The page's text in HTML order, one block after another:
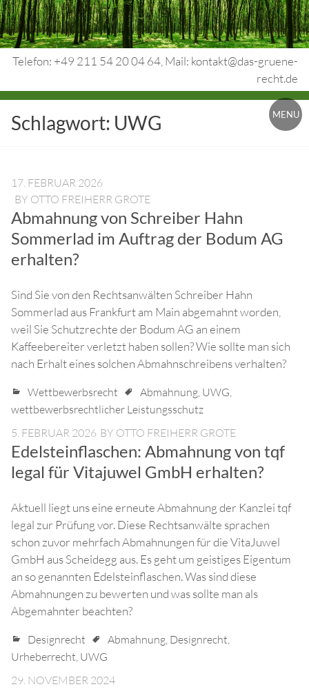
Skip
to
content
Telefon: +49 211 54 20 04 64, Mail: kontakt@das-gruene-
recht.de
Urheberrecht.
Medienrecht.
Rechtsschutz.
MENU
Schlagwort: UWG
17. FEBRUAR 2026
BY OTTO FREIHERR GROTE
Abmahnung von Schreiber Hahn
Sommerlad im Auftrag der Bodum AG
erhalten?
Sind Sie von den Rechtsanwälten Schreiber Hahn
Sommerlad aus Frankfurt am Main abgemahnt worden,
weil Sie Schutzrechte der Bodum AG an einem
Kaffeebereiter verletzt haben sollen? Wie sollte man sich
nach Erhalt eines solchen Abmahnschreibens verhalten?
Wettbewerbsrecht Abmahnung, UWG,
wettbewerbsrechtlicher Leistungsschutz
5. FEBRUAR 2026 BY OTTO FREIHERR GROTE
Edelsteinflaschen: Abmahnung von tqf
legal für Vitajuwel GmbH erhalten?
Aktuell liegt uns eine erneute Abmahnung der Kanzlei tqf
legal zur Prüfung vor. Diese Rechtsanwälte sprachen
schon zuvor mehrfach Abmahnungen für die VitaJuwel
GmbH aus Scheidegg aus. Es geht um geistiges Eigentum
an so genannten Edelsteinflaschen. Was sind diese
Abmahnungen zu bewerten und was sollte man als
Abgemahnter beachten?
Designrecht Abmahnung, Designrecht,
Urheberrecht, UWG
29. NOVEMBER 2024